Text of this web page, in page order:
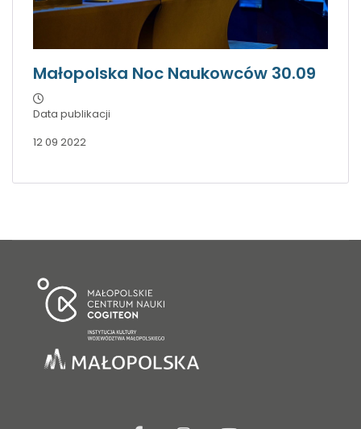
Małopolska Noc Naukowców 30.09
Data publikacji
12 09 2022